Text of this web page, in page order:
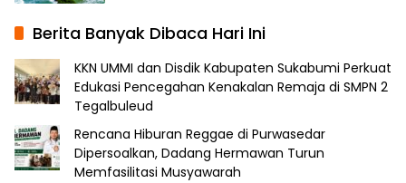
Berita Banyak Dibaca Hari Ini
KKN UMMI dan Disdik Kabupaten Sukabumi Perkuat
Edukasi Pencegahan Kenakalan Remaja di SMPN 2
Tegalbuleud
Rencana Hiburan Reggae di Purwasedar
Dipersoalkan, Dadang Hermawan Turun
Memfasilitasi Musyawarah